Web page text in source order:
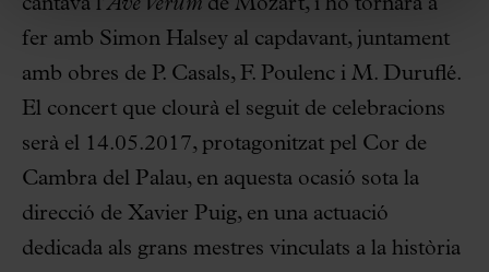
cantava l’Ave Verumde Mozart, i ho tornarà a
fer amb Simon Halsey al capdavant, juntament
amb obres de P. Casals, F. Poulenc i M. Duruflé.
El concert que clourà el seguit de celebracions
serà el 14.05.2017, protagonitzat pel Cor de
Cambra del Palau, en aquesta ocasió sota la
direcció de Xavier Puig, en una actuació
dedicada als grans mestres vinculats a la història